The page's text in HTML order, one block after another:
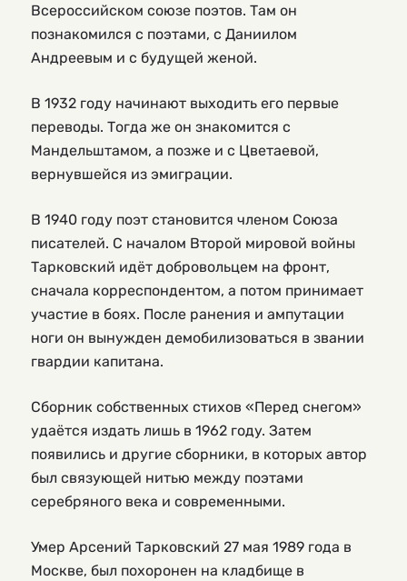
Всероссийском союзе поэтов. Там он
познакомился с поэтами, с Даниилом
Андреевым и с будущей женой.
В 1932 году начинают выходить его первые
переводы. Тогда же он знакомится с
Мандельштамом, а позже и с Цветаевой,
вернувшейся из эмиграции.
В 1940 году поэт становится членом Союза
писателей. С началом Второй мировой войны
Тарковский идёт добровольцем на фронт,
сначала корреспондентом, а потом принимает
участие в боях. После ранения и ампутации
ноги он вынужден демобилизоваться в звании
гвардии капитана.
Сборник собственных стихов «Перед снегом»
удаётся издать лишь в 1962 году. Затем
появились и другие сборники, в которых автор
был связующей нитью между поэтами
серебряного века и современными.
Умер Арсений Тарковский 27 мая 1989 года в
Москве, был похоронен на кладбище в